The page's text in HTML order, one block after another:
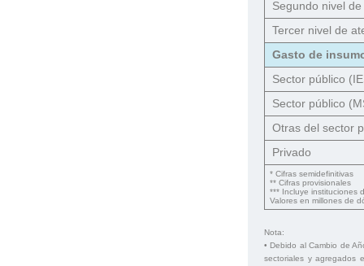
Segundo nivel
Tercer nivel de
Gasto de
Sector público
Sector público
Otras del sector
Privado
* Cifras semidefinitivas
** Cifras provisionales
*** Incluye instituciones
Valores en millones de
Nota:
• Debido al Cambio de
sectoriales y agregados